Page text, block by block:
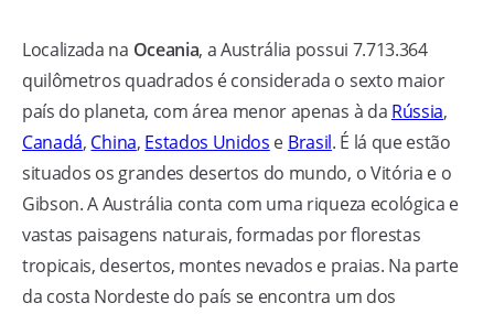
Localizada na Oceania, a Austrália possui 7.713.364
quilômetros quadrados é considerada o sexto maior
país do planeta, com área menor apenas à da Rússia,
Canadá, China, Estados Unidos e Brasil. É lá que estão
situados os grandes desertos do mundo, o Vitória e o
Gibson. A Austrália conta com uma riqueza ecológica e
vastas paisagens naturais, formadas por florestas
tropicais, desertos, montes nevados e praias. Na parte
da costa Nordeste do país se encontra um dos